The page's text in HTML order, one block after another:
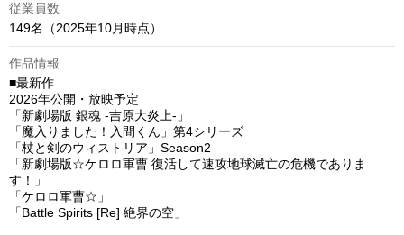
従業員数
149名（2025年10月時点）
作品情報
■最新作
2026年公開・放映予定
「新劇場版 銀魂 -吉原大炎上-」
「魔入りました！入間くん」第4シリーズ
「杖と剣のウィストリア」Season2
「新劇場版☆ケロロ軍曹 復活して速攻地球滅亡の危機でありま
す！」
「ケロロ軍曹☆」
「Battle Spirits [Re] 絶界の空」